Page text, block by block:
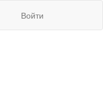
Войти